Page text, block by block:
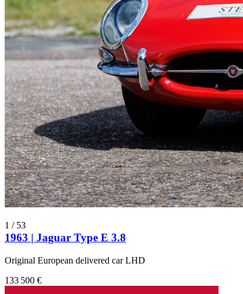
1 / 53
1963 | Jaguar Type E 3.8
Original European delivered car LHD
133 500 €